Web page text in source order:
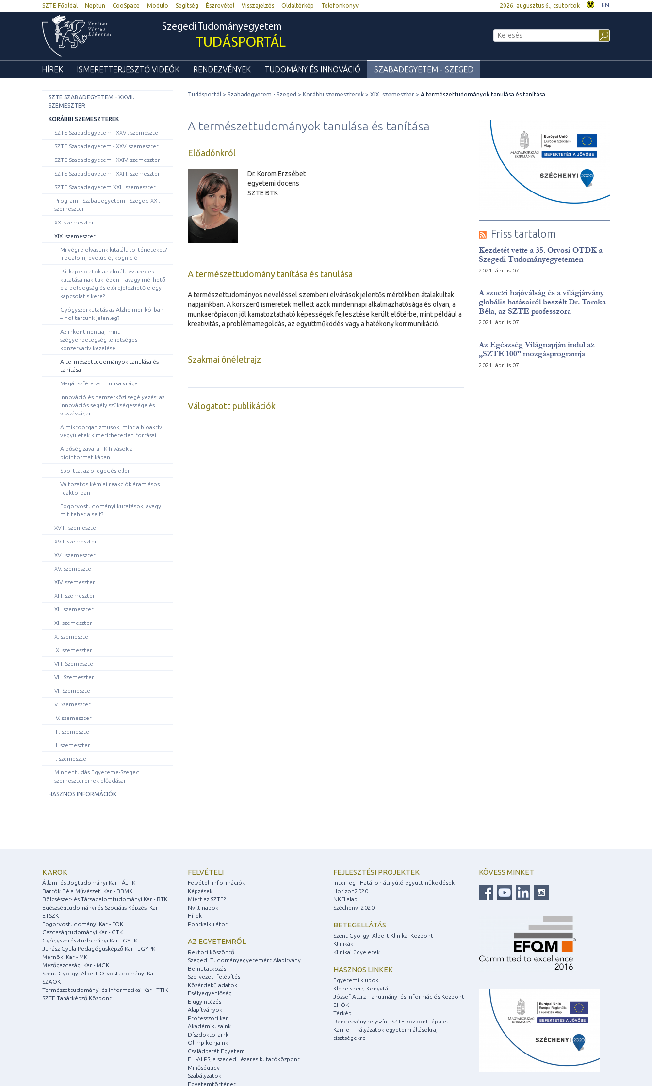
SZTE Főoldal Neptun CooSpace Modulo Segítség Észrevétel Visszajelzés Oldaltérkép Telefonkönyv 2026. augusztus 6., csütörtök EN
Szegedi Tudományegyetem
TUDÁSPORTÁL
HÍREK ISMERETTERJESZTŐ VIDEÓK RENDEZVÉNYEK TUDOMÁNY ÉS INNOVÁCIÓ SZABADEGYETEM - SZEGED
SZTE SZABADEGYETEM - XXVII.
SZEMESZTER
KORÁBBI SZEMESZTEREK
SZTE Szabadegyetem - XXVI. szemeszter
SZTE Szabadegyetem - XXV. szemeszter
SZTE Szabadegyetem - XXIV. szemeszter
SZTE Szabadegyetem - XXIII. szemeszter
SZTE Szabadegyetem XXII. szemeszter
Program - Szabadegyetem - Szeged XXI.
szemeszter
XX. szemeszter
XIX. szemeszter
Mi végre olvasunk kitalált történeteket?
Irodalom, evolúció, kogníció
Párkapcsolatok az elmúlt évtizedek
kutatásainak tükrében – avagy mérhető-
e a boldogság és előrejelezhető-e egy
kapcsolat sikere?
Gyógyszerkutatás az Alzheimer-kórban
– hol tartunk jelenleg?
Az inkontinencia, mint
szégyenbetegség lehetséges
konzervatív kezelése
A természettudományok tanulása és
tanítása
Magánszféra vs. munka világa
Innováció és nemzetközi segélyezés: az
innovációs segély szükségessége és
visszásságai
A mikroorganizmusok, mint a bioaktív
vegyületek kimeríthetetlen forrásai
A bőség zavara - Kihívások a
bioinformatikában
Sporttal az öregedés ellen
Változatos kémiai reakciók áramlásos
reaktorban
Fogorvostudományi kutatások, avagy
mit tehet a sejt?
XVIII. szemeszter
XVII. szemeszter
XVI. szemeszter
XV. szemeszter
XIV. szemeszter
XIII. szemeszter
XII. szemeszter
XI. szemeszter
X. szemeszter
IX. szemeszter
VIII. Szemeszter
VII. Szemeszter
VI. Szemeszter
V. Szemeszter
IV. szemeszter
III. szemeszter
II. szemeszter
I. szemeszter
Mindentudás Egyeteme-Szeged
szemesztereinek előadásai
HASZNOS INFORMÁCIÓK
Tudásportál Szabadegyetem - Szeged Korábbi szemeszterek XIX. szemeszter A természettudományok tanulása és tanítása
A természettudományok tanulása és tanítása
Előadónkról
Dr. Korom Erzsébet
egyetemi docens
SZTE BTK
A természettudomány tanítása és tanulása
A természettudományos neveléssel szembeni elvárások jelentős mértékben átalakultak
napjainkban. A korszerű ismeretek mellett azok mindennapi alkalmazhatósága és olyan, a
munkaerőpiacon jól kamatoztatható képességek fejlesztése került előtérbe, mint például a
kreativitás, a problémamegoldás, az együttműködés vagy a hatékony kommunikáció.
Szakmai önéletrajz
Válogatott publikációk
Friss tartalom
Kezdetét vette a 35. Orvosi OTDK a
Szegedi Tudományegyetemen
2021. április 07.
A szuezi hajóválság és a világjárvány
globális hatásairól beszélt Dr. Tomka
Béla, az SZTE professzora
2021. április 07.
Az Egészség Világnapján indul az
„SZTE 100” mozgásprogramja
2021. április 07.
KAROK
Állam- és Jogtudományi Kar - ÁJTK
Bartók Béla Művészeti Kar - BBMK
Bölcsészet- és Társadalomtudományi Kar - BTK
Egészségtudományi és Szociális Képzési Kar -
ETSZK
Fogorvostudományi Kar - FOK
Gazdaságtudományi Kar - GTK
Gyógyszerésztudományi Kar - GYTK
Juhász Gyula Pedagógusképző Kar - JGYPK
Mérnöki Kar - MK
Mezőgazdasági Kar - MGK
Szent-Györgyi Albert Orvostudományi Kar -
SZAOK
Természettudományi és Informatikai Kar - TTIK
SZTE Tanárképző Központ
FELVÉTELI
Felvételi információk
Képzések
Miért az SZTE?
Nyílt napok
Hírek
Pontkalkulátor
AZ EGYETEMRŐL
Rektori köszöntő
Szegedi Tudományegyetemért Alapítvány
Bemutatkozás
Szervezeti felépítés
Közérdekű adatok
Esélyegyenlőség
E-ügyintézés
Alapítványok
Professzori kar
Akadémikusaink
Díszdoktoraink
Olimpikonjaink
Családbarát Egyetem
ELI-ALPS, a szegedi lézeres kutatóközpont
Minőségügy
Szabályzatok
Egyetemtörténet
FEJLESZTÉSI PROJEKTEK
Interreg - Határon átnyúló együttműködések
Horizon2020
NKFI alap
Széchenyi 2020
BETEGELLÁTÁS
Szent-Györgyi Albert Klinikai Központ
Klinikák
Klinikai ügyeletek
HASZNOS LINKEK
Egyetemi klubok
Klebelsberg Könyvtár
József Attila Tanulmányi és Információs Központ
EHÖK
Térkép
Rendezvényhelyszín - SZTE központi épület
Karrier - Pályázatok egyetemi állásokra,
tisztségekre
KÖVESS MINKET